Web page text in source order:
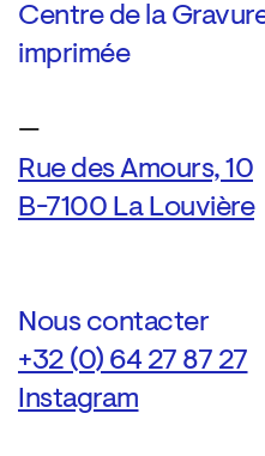
Centre de la
imprimée
—
Rue des Amours, 10
B-7100 La Louvière
Nous contacter
+32 (0) 64 27 87 27
Instagram